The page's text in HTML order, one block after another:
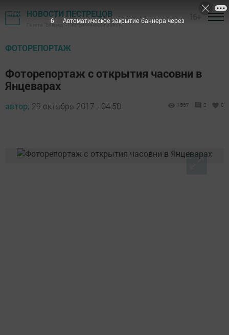
НОВОСТИ ПЕСТРЕЦОВ
Газета "Вперед" - Пестречинский район
ФОТОРЕПОРТАЖ
Фоторепортаж с открытия часовни в
Янцеварах
автор, 29 октября 2017 - 04:50 1567 0 0
5 Автоматическое закрытие баннера через